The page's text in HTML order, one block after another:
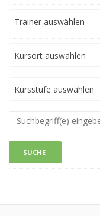
Trainer auswählen
Kursort auswählen
Kursstufe auswählen